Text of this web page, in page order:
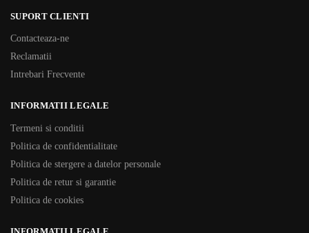
SUPORT CLIENTI
Contacteaza-ne
Reclamatii
Intrebari Frecvente
INFORMATII LEGALE
Termeni si conditii
Politica de confidentialitate
Politica de stergere a datelor personale
Politica de retur si garantie
Politica de cookies